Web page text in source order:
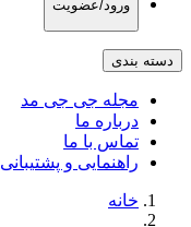
ورود/عضویت
دسته بندی
مجله جی جی مد
درباره ما
تماس با ما
راهنمایی و پشتیبانی
خانه